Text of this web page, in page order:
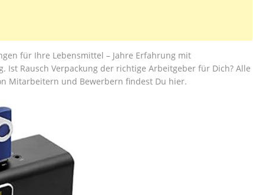
für Ihre Lebensmittel – Jahre Erfahrung mit
Ist Rausch Verpackung der richtige Arbeitgeber für Dich? Alle
Mitarbeitern und Bewerbern findest Du hier.